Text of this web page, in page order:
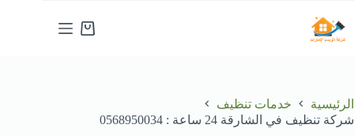
إلى
المحتوى
عربة
الرئيسية
خدمات تنظيف
شركة تنظيف في الشارقة 24 ساعة : 0568950034